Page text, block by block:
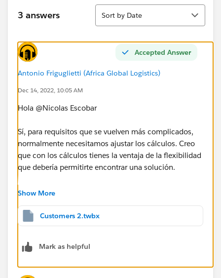
3 answers
Sort
Sort by Date
Accepted Answer
Antonio Friguglietti (Africa Global Logistics)
Dec 14, 2022, 10:05 AM
Hola @Nicolas Escobar​
Sí, para requisitos que se vuelven más complicados,
normalmente necesitamos ajustar los cálculos. Creo
que con los cálculos tienes la ventaja de la flexibilidad
que debería permitirte encontrar una solución.
No puedo ver la imagen completa, por lo que no es
cuenta tiene condiciones adicionales, creo que puede
modificar su cálculo para cumplir con sus requisitos.
a encajar con parámetros adicionales.
Show More
Customers 2.twbx
Mark as helpful